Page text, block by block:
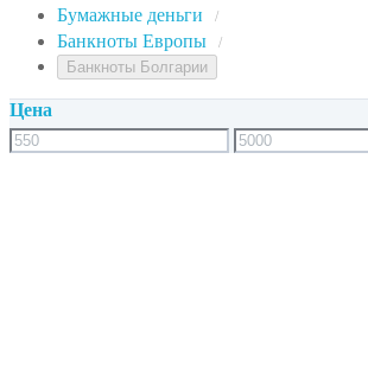
Бумажные деньги /
Банкноты Европы /
Банкноты Болгарии
Цена